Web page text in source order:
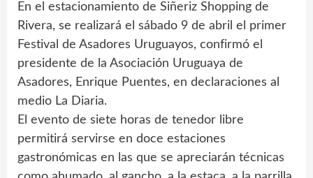
En el estacionamiento de Siñeriz Shopping de
Rivera, se realizará el sábado 9 de abril el primer
Festival de Asadores Uruguayos, confirmó el
presidente de la Asociación Uruguaya de
Asadores, Enrique Puentes, en declaraciones al
medio La Diaria.
El evento de siete horas de tenedor libre
permitirá servirse en doce estaciones
gastronómicas en las que se apreciarán técnicas